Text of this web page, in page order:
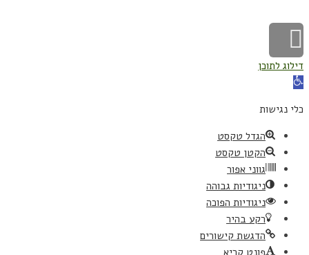
לראש
העמוד
דילוג לתוכן
פתח
נגישות
כלי נגישות
הגדל טקסט
הקטן טקסט
גווני אפור
ניגודיות גבוהה
ניגודיות הפוכה
רקע בהיר
הדגשת קישורים